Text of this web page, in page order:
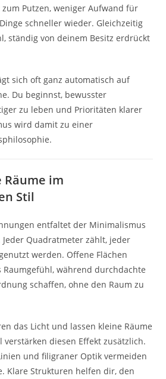
Putzen, weniger Aufwand für
schneller wieder. Gleichzeitig
ständig von deinem Besitz erdrückt
sich oft ganz automatisch auf
Du beginnst, bewusster
zu leben und Prioritäten klarer
wird damit zu einer
Räume im
Stil
entfaltet der Minimalismus
Quadratmeter zählt, jeder
werden. Offene Flächen
während durchdachte
schaffen, ohne den Raum zu
das Licht und lassen kleine Räume
verstärken diesen Effekt zusätzlich.
und filigraner Optik vermeiden
Klare Strukturen helfen dir, den